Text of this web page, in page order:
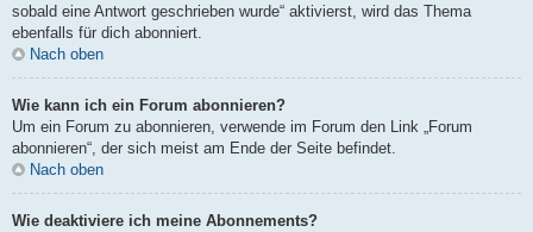
sobald eine Antwort geschrieben wurde“ aktivierst, wird das Thema
ebenfalls für dich abonniert.
Nach oben
Wie kann ich ein Forum abonnieren?
Um ein Forum zu abonnieren, verwende im Forum den Link „Forum
abonnieren“, der sich meist am Ende der Seite befindet.
Nach oben
Wie deaktiviere ich meine Abonnements?